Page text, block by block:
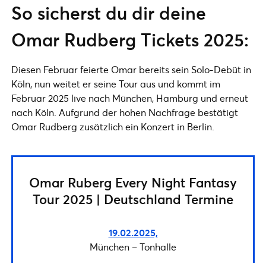
So sicherst du dir deine
Omar Rudberg Tickets 2025:
Diesen Februar feierte Omar bereits sein Solo-Debüt in
Köln, nun weitet er seine Tour aus und kommt im
Februar 2025 live nach München, Hamburg und erneut
nach Köln. Aufgrund der hohen Nachfrage bestätigt
Omar Rudberg zusätzlich ein Konzert in Berlin.
Omar Ruberg Every Night Fantasy
Tour 2025 | Deutschland Termine
19.02.2025,
München – Tonhalle